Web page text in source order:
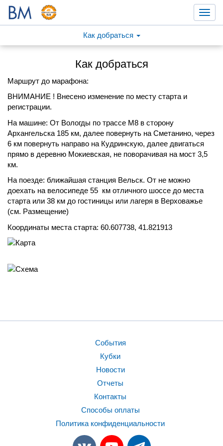
Как добраться
Как добраться
Маршрут до марафона:
ВНИМАНИЕ ! Внесено изменение по месту старта и
регистрации.
На машине: От Вологды по трассе М8 в сторону
Архангельска 185 км, далее повернуть на Сметанино, через
6 км повернуть направо на Кудринскую, далее двигаться
прямо в деревню Мокиевская, не поворачивая на мост 3,5
км.
На поезде: ближайшая станция Вельск. От не можно
доехать на велосипеде 55 км отличного шоссе до места
старта или 38 км до гостиницы или лагеря в Верховажье
(см. Размещение)
Координаты места старта: 60.607738, 41.821913
События
Кубки
Новости
Отчеты
Контакты
Способы оплаты
Политика конфиденциальности